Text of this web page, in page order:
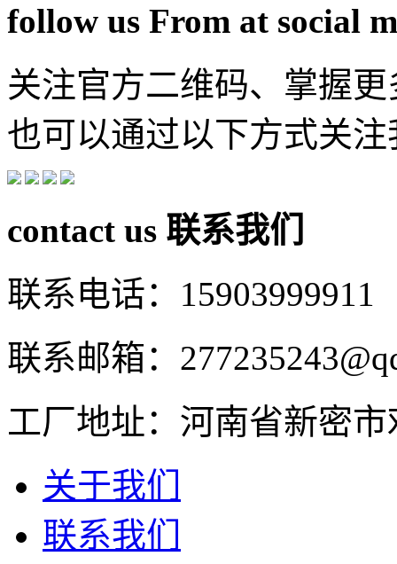
follow us From at social
关注官方二维码、掌握
也可以通过以下方式关注
contact us 联系我们
联系电话：15903999911
联系邮箱：
工厂地址：河南省新密
关于我们
联系我们